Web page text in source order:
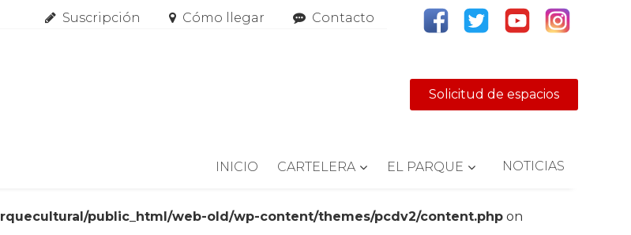
Suscripción Cómo llegar Contacto
Solicitud de espacios
INICIO CARTELERA EL PARQUE NOTICIAS
public_html/web-old/wp-content/themes/pcdv2/content.php on